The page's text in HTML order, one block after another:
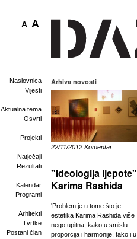
A A
Naslovnica
Vijesti
Aktualna tema
Osvrti
Projekti
Natječaji
Rezultati
Kalendar
Programi
Arhitekti
Tvrtke
Postani član
Arhiva novosti
22/11/2012 Komentar
"Ideologija ljepote"
Karima Rashida
'Problem je u tome što je
estetika Karima Rashida više
nego upitna, kako u smislu
proporcija i harmonije, tako i u